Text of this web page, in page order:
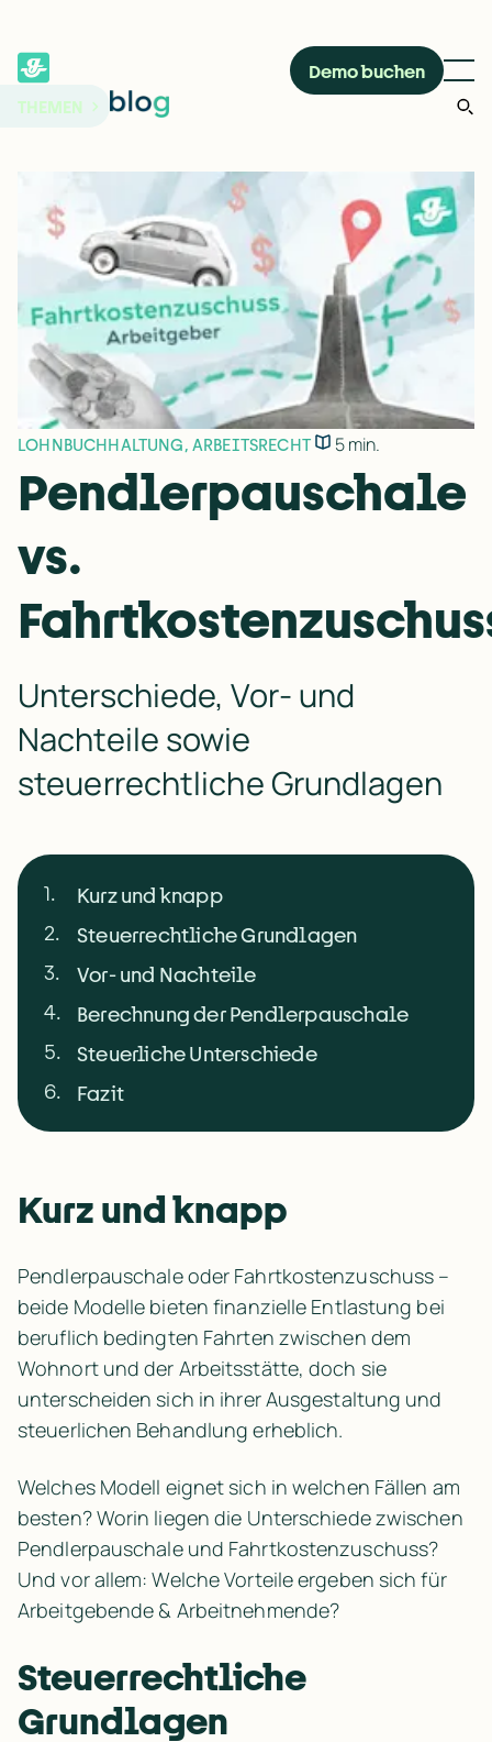
Demo buchen
THEMEN
LOHNBUCHHALTUNG, ARBEITSRECHT 5 min.
Pendlerpauschale
vs.
Unterschiede, Vor- und
Nachteile sowie
steuerrechtliche Grundlagen
1.
Kurz und knapp
2.
Steuerrechtliche Grundlagen
3.
Vor- und Nachteile
4.
Berechnung der Pendlerpauschale
5.
Steuerliche Unterschiede
6. Fazit
Kurz und knapp
Pendlerpauschale oder Fahrtkostenzuschuss –
beide Modelle bieten finanzielle Entlastung bei
beruflich bedingten Fahrten zwischen dem
Wohnort und der Arbeitsstätte, doch sie
unterscheiden sich in ihrer Ausgestaltung und
steuerlichen Behandlung erheblich.
Welches Modell eignet sich in welchen Fällen am
besten? Worin liegen die Unterschiede zwischen
Pendlerpauschale und Fahrtkostenzuschuss?
Und vor allem: Welche Vorteile ergeben sich für
Arbeitgebende & Arbeitnehmende?
Steuerrechtliche
Grundlagen